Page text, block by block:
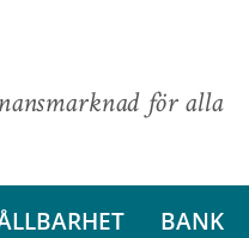
för alla
BANK